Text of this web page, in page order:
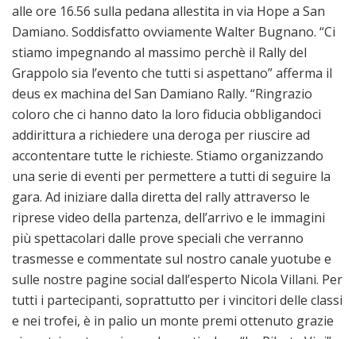
alle ore 16.56 sulla pedana allestita in via Hope a San
Damiano. Soddisfatto ovviamente Walter Bugnano. “Ci
stiamo impegnando al massimo perchè il Rally del
Grappolo sia l’evento che tutti si aspettano” afferma il
deus ex machina del San Damiano Rally. “Ringrazio
coloro che ci hanno dato la loro fiducia obbligandoci
addirittura a richiedere una deroga per riuscire ad
accontentare tutte le richieste. Stiamo organizzando
una serie di eventi per permettere a tutti di seguire la
gara. Ad iniziare dalla diretta del rally attraverso le
riprese video della partenza, dell’arrivo e le immagini
più spettacolari dalle prove speciali che verranno
trasmesse e commentate sul nostro canale yuotube e
sulle nostre pagine social dall’esperto Nicola Villani. Per
tutti i partecipanti, soprattutto per i vincitori delle classi
e nei trofei, è in palio un monte premi ottenuto grazie